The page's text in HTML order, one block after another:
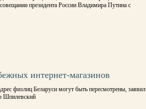
президента России Владимира Путина с
интернет-магазинов
физлиц Беларуси могут быть пересмотрены, заявил
Шпилевский